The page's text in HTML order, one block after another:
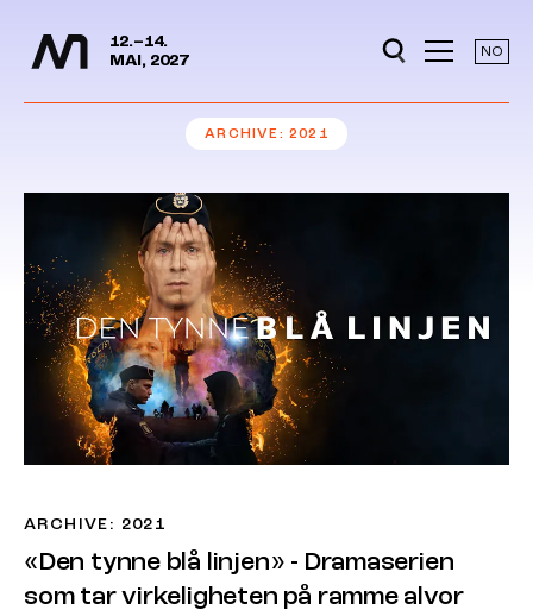
Jump to content
12.–14.
MAI, 2027
NO
ARCHIVE 2021
ARCHIVE: 2021
«Den tynne blå linjen» - Dramaserien
som tar virkeligheten på ramme alvor